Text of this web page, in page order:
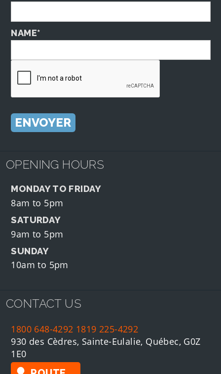
NAME*
OPENING HOURS
MONDAY TO FRIDAY
8am to 5pm
SATURDAY
9am to 5pm
SUNDAY
10am to 5pm
CONTACT US
1800 648-4292 1819 225-4292
930 des Cèdres, Sainte-Eulalie, Québec, G0Z
1E0